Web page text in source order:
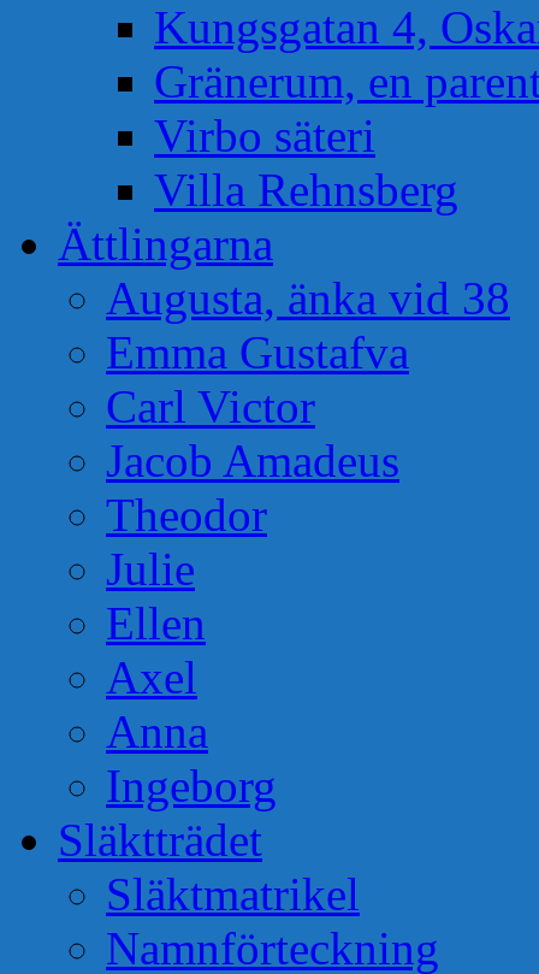
Kungsgatan 4,
Gränerum, en
Virbo säteri
Villa Rehnsberg
Ättlingarna
Augusta, änka vid 38
Emma Gustafva
Carl Victor
Jacob Amadeus
Theodor
Julie
Ellen
Axel
Anna
Ingeborg
Släktträdet
Släktmatrikel
Namnförteckning